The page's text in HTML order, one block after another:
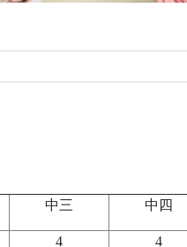
中三 中四
4 4